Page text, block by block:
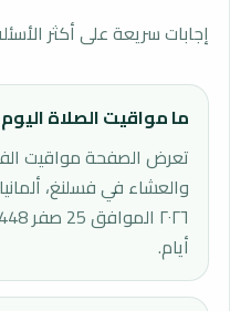
إجابات سريعة على أكثر
ما مواقيت الصلاة
تعرض الصفحة مواقيت
أيام.